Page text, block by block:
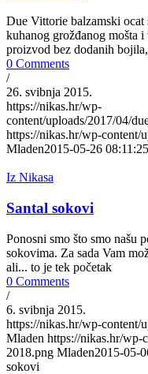
Due Vittorie balzamski ocat
kuhanog grožđanog mošta
proizvod bez dodanih
0 Comments
/
26. svibnja 2015.
https://nikas.hr/wp-
content/uploads/2017/04/
https://nikas.hr/wp-content/
Mladen2015-05-26 08:11:25
Iz Nikasa
Santal sokovi
Ponosni smo što smo našu
sokovima. Za sada Vam
ali... to je tek početak
0 Comments
/
6. svibnja 2015.
https://nikas.hr/wp-content/
Mladen https://nikas.hr/wp-
2018.png Mladen2015-05-
sokovi